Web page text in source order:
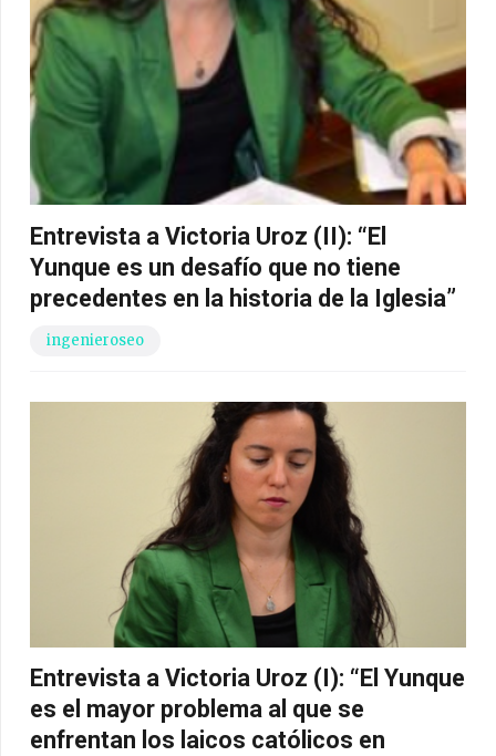
Entrevista a Victoria Uroz (II): “El
Yunque es un desafío que no tiene
precedentes en la historia de la Iglesia”
ingenieroseo
Entrevista a Victoria Uroz (I): “El Yunque
es el mayor problema al que se
enfrentan los laicos católicos en